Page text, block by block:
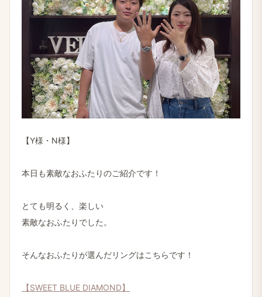
【Y様・N様】
本日も素敵なおふたりのご紹介です！
とても明るく、楽しい
素敵なおふたりでした。
そんなおふたりが選んだリングはこちらです！
【SWEET BLUE DIAMOND】